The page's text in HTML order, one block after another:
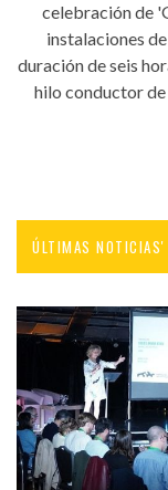
celebración de
instalaciones
duración de seis
hilo conductor de
ÚLTIMAS NOTICIAS'